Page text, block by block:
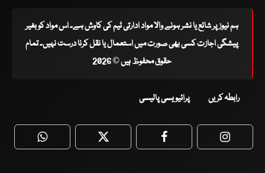
ہم نیوز پر شائع یا نشر ہونے والا مواد ادارتی ٹیم کی کاوش ہے۔ اس مواد کو بغیر
پیشگی اجازت کسی بھی صورت میں استعمال یا نقل کرنا درست نہیں۔ تمام
حقوق محفوظ ہیں © 2026
رابطہ کریں پرائیویسی پالیسی
WhatsApp Twitter Facebook